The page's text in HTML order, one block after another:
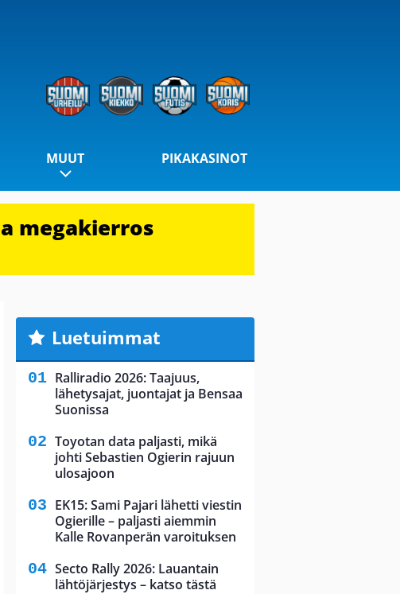
MUUT PIKAKASINOT
megakierros
Luetuimmat
Ralliradio 2026: Taajuus,
lähetysajat, juontajat ja Bensaa
Suonissa
Toyotan data paljasti, mikä
johti Sebastien Ogierin rajuun
ulosajoon
EK15: Sami Pajari lähetti viestin
Ogierille – paljasti aiemmin
Kalle Rovanperän varoituksen
Secto Rally 2026: Lauantain
lähtöjärjestys – katso tästä